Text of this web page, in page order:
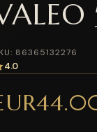
86365132276
4.0